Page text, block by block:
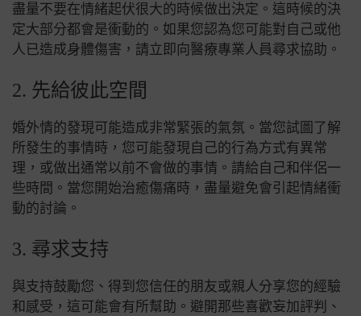
盡量不要在情緒起伏很大的時候做出決定。這時候的決
定大部分都會是衝動的。如果您認為您可能對自己或他
人已造成身體傷害，請立即向醫療專業人員尋求協助。
2. 先給彼此空間
婚外情的發現可能造成非常緊張的氣氛。當您試圖了解
所發生的事情時，您可能發現自己的行為方式有異常
理，或做出通常以前不會做的事情。請給自己和伴侶一
些時間。當您開始治癒傷痛時，盡量避免會引起情緒衝
動的討論。
3. 尋求支持
與支持鼓勵您、得到您信任的朋友或親人分享您的經驗
和感受，這可能會有所幫助。避開那些喜歡妄加評判、